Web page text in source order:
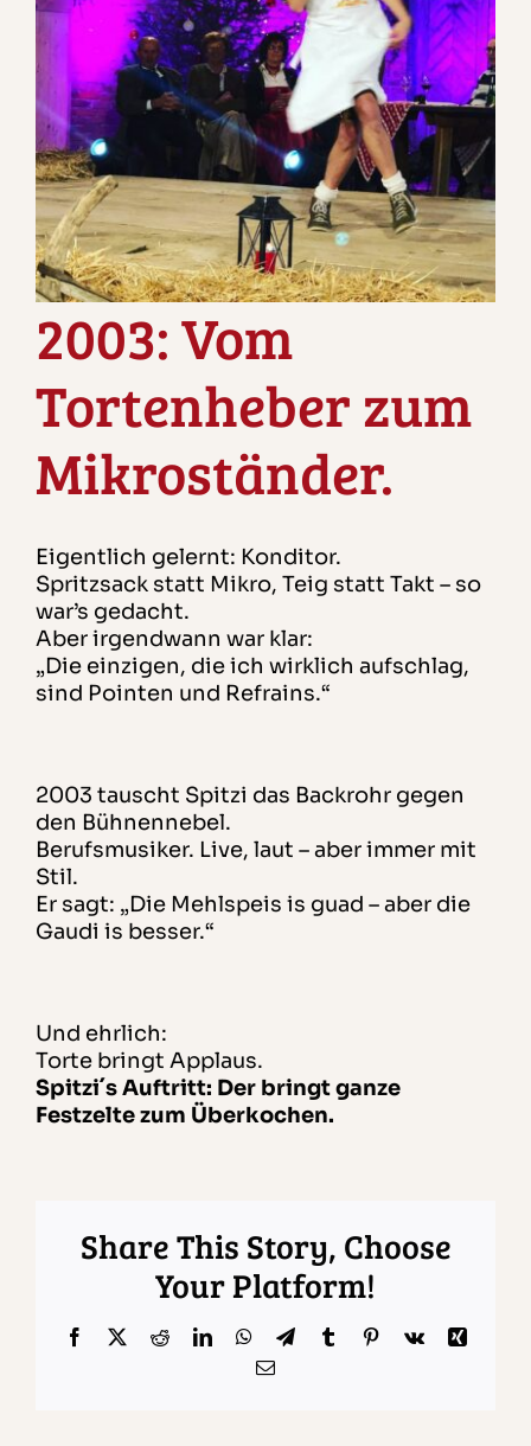
2003: Vom
Tortenheber zum
Mikroständer.
Eigentlich gelernt: Konditor.
Spritzsack statt Mikro, Teig statt Takt – so
war’s gedacht.
Aber irgendwann war klar:
„Die einzigen, die ich wirklich aufschlag,
sind Pointen und Refrains.“
2003 tauscht Spitzi das Backrohr gegen
den Bühnennebel.
Berufsmusiker. Live, laut – aber immer mit
Stil.
Er sagt: „Die Mehlspeis is guad – aber die
Gaudi is besser.“
Und ehrlich:
Torte bringt Applaus.
Spitzi´s Auftritt: Der bringt ganze
Festzelte zum Überkochen.
Share This Story, Choose
Your Platform!
Facebook
X RedditLinkedInWhatsApp
TelegramTumblrPinterest
Vk
Xing
Email